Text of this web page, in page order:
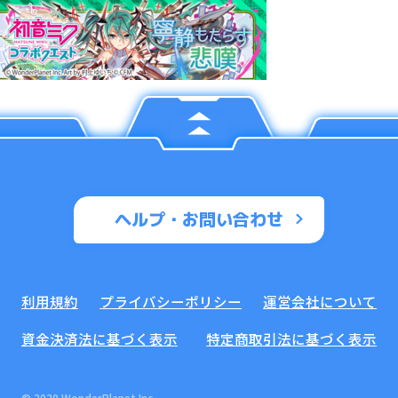
ヘルプ・お問い合わせ
利用規約 プライバシーポリシー
運営会社について
資金決済法に基づく表示
特定商取引法に基づく表示